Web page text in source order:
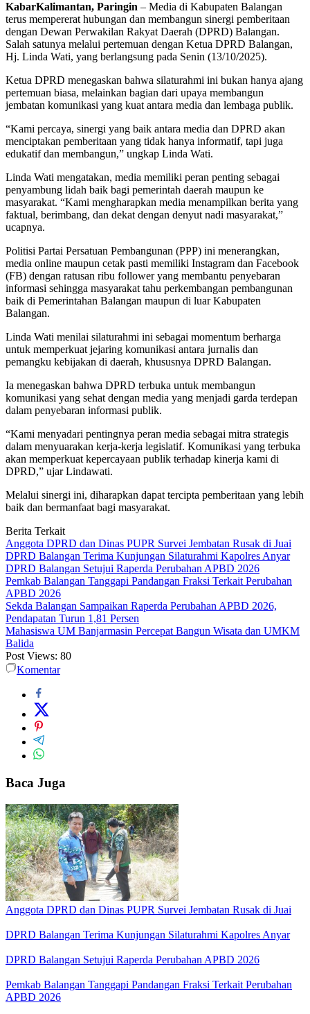
KabarKalimantan, Paringin – Media di Kabupaten Balangan
terus mempererat hubungan dan membangun sinergi pemberitaan
dengan Dewan Perwakilan Rakyat Daerah (DPRD) Balangan.
Salah satunya melalui pertemuan dengan Ketua DPRD Balangan,
Hj. Linda Wati, yang berlangsung pada Senin (13/10/2025).
Ketua DPRD menegaskan bahwa silaturahmi ini bukan hanya ajang
pertemuan biasa, melainkan bagian dari upaya membangun
jembatan komunikasi yang kuat antara media dan lembaga publik.
“Kami percaya, sinergi yang baik antara media dan DPRD akan
menciptakan pemberitaan yang tidak hanya informatif, tapi juga
edukatif dan membangun,” ungkap Linda Wati.
Linda Wati mengatakan, media memiliki peran penting sebagai
penyambung lidah baik bagi pemerintah daerah maupun ke
masyarakat. “Kami mengharapkan media menampilkan berita yang
faktual, berimbang, dan dekat dengan denyut nadi masyarakat,”
ucapnya.
Politisi Partai Persatuan Pembangunan (PPP) ini menerangkan,
media online maupun cetak pasti memiliki Instagram dan Facebook
(FB) dengan ratusan ribu follower yang membantu penyebaran
informasi sehingga masyarakat tahu perkembangan pembangunan
baik di Pemerintahan Balangan maupun di luar Kabupaten
Balangan.
Linda Wati menilai silaturahmi ini sebagai momentum berharga
untuk memperkuat jejaring komunikasi antara jurnalis dan
pemangku kebijakan di daerah, khususnya DPRD Balangan.
Ia menegaskan bahwa DPRD terbuka untuk membangun
komunikasi yang sehat dengan media yang menjadi garda terdepan
dalam penyebaran informasi publik.
“Kami menyadari pentingnya peran media sebagai mitra strategis
dalam menyuarakan kerja-kerja legislatif. Komunikasi yang terbuka
akan memperkuat kepercayaan publik terhadap kinerja kami di
DPRD,” ujar Lindawati.
Melalui sinergi ini, diharapkan dapat tercipta pemberitaan yang lebih
baik dan bermanfaat bagi masyarakat.
Berita Terkait
Anggota DPRD dan Dinas PUPR Survei Jembatan Rusak di Juai
DPRD Balangan Terima Kunjungan Silaturahmi Kapolres Anyar
DPRD Balangan Setujui Raperda Perubahan APBD 2026
Pemkab Balangan Tanggapi Pandangan Fraksi Terkait Perubahan
APBD 2026
Sekda Balangan Sampaikan Raperda Perubahan APBD 2026,
Pendapatan Turun 1,81 Persen
Mahasiswa UM Banjarmasin Percepat Bangun Wisata dan UMKM
Balida
Post Views: 80
Komentar
Baca Juga
Anggota DPRD dan Dinas PUPR Survei Jembatan Rusak di Juai
DPRD Balangan Terima Kunjungan Silaturahmi Kapolres Anyar
DPRD Balangan Setujui Raperda Perubahan APBD 2026
Pemkab Balangan Tanggapi Pandangan Fraksi Terkait Perubahan
APBD 2026